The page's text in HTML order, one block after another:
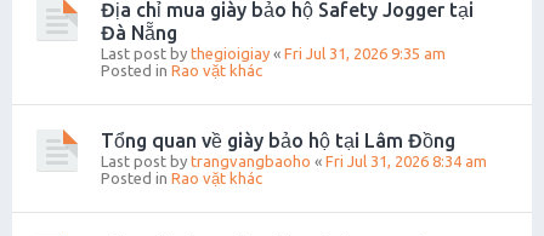
Địa chỉ mua giày bảo hộ Safety Jogger tại
Đà Nẵng
Last post by thegioigiay « Fri Jul 31, 2026 9:35 am
Posted in Rao vặt khác
Tổng quan về giày bảo hộ tại Lâm Đồng
Last post by trangvangbaoho « Fri Jul 31, 2026 8:34 am
Posted in Rao vặt khác